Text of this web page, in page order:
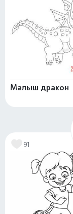
Малыш дракон
91